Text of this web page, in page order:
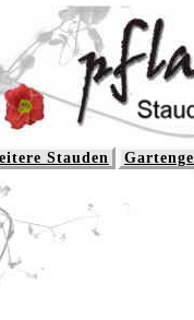
Stauden